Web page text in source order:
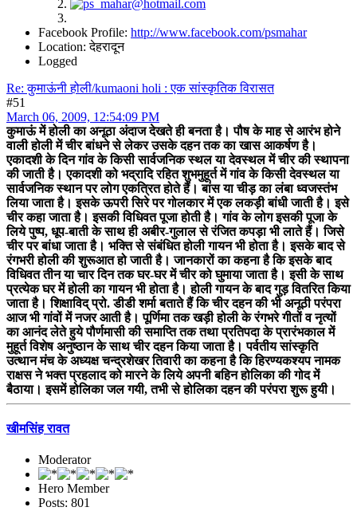
Facebook Profile: http://www.facebook.com/psmahar
Location: देहरादून
Logged
Re: कुमाऊंनी होली/kumaoni holi : एक सांस्कृतिक विरासत
#51
March 06, 2009, 12:54:09 PM
कुमाऊं में होली का अनूठा अंदाज देखते ही बनता है। पौष के माह से आरंभ होने
वाली होली में चीर बांधने से लेकर उसके दहन तक का खास आकर्षण है।
एकादशी के दिन गांव के किसी सार्वजनिक स्थल या देवस्थल में चीर की स्थापना
की जाती है। एकादशी को भद्रादि रहित शुभमुहूर्त में गांव के किसी देवस्थल या
सार्वजनिक स्थान पर लोग एकत्रित होते हैं। बांस या चीड़ का लंबा ध्वजस्तंभ
लिया जाता है। इसके ऊपरी सिरे पर गोलकार में एक लकड़ी बांधी जाती है। इसे
चीर कहा जाता है। इसकी विधिवत पूजा होती है। गांव के लोग इसकी पूजा के
लिये पुष्प, धूप-बाती के साथ ही अबीर-गुलाल से रंजित कपड़ा भी लाते हैं। जिसे
चीर पर बांधा जाता है। भक्ति से संबंधित होली गायन भी होता है। इसके बाद से
रंगभरी होली की शुरूआत हो जाती है। जानकारों का कहना है कि इसके बाद
विधिवत तीन या चार दिन तक घर-घर में चीर को घुमाया जाता है। इसी के साथ
प्रत्येक घर में होली का गायन भी होता है। होली गायन के बाद गुड़ वितरित किया
जाता है। शिक्षाविद् प्रो. डीडी शर्मा बताते हैं कि चीर दहन की भी अनूठी परंपरा
आज भी गांवों में नजर आती है। पूर्णिमा तक खड़ी होली के रंगभरे गीतों व नृत्यों
का आनंद लेते हुये पौर्णमासी की समाप्ति तक तथा प्रतिपदा के प्रारंभकाल में
मुहूर्त विशेष अनुष्ठान के साथ चीर दहन किया जाता है। पर्वतीय सांस्कृति
उत्थान मंच के अध्यक्ष चन्द्रशेखर तिवारी का कहना है कि हिरण्यकश्यप नामक
राक्षस ने भक्त प्रहलाद को मारने के लिये अपनी बहिन होलिका की गोद में
बैठाया। इसमें होलिका जल गयी, तभी से होलिका दहन की परंपरा शुरू हुयी।
खीमसिंह रावत
Moderator
Hero Member
Posts: 801